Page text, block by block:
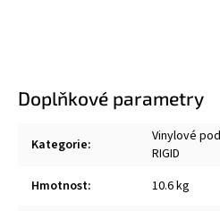
Doplňkové parametry
Kategorie:
Vinylové
RIGID
Hmotnost: 10.6 kg